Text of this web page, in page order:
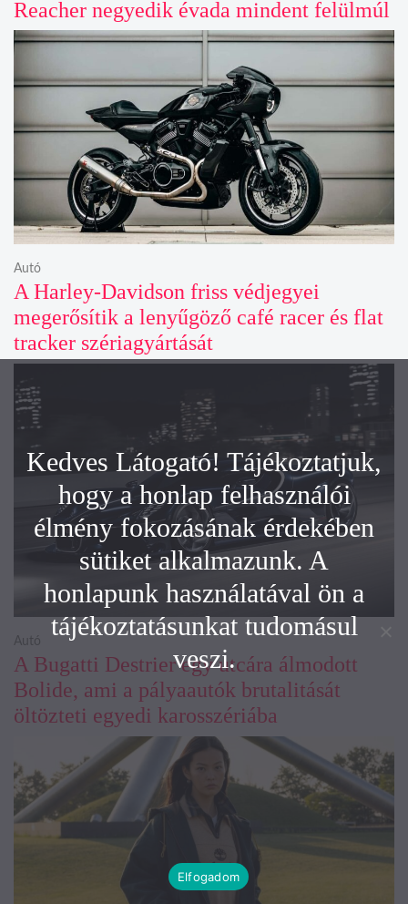
Reacher negyedik évada mindent felülmúl
A Harley-Davidson friss védjegyei
megerősítik a lenyűgöző café racer és flat
tracker szériagyártását
Autó
A Bugatti Destrier egy utcára álmodott
Bolide, ami a pályaautók brutalitását
öltözteti egyedi karosszériába
Autó
Kedves Látogató! Tájékoztatjuk,
hogy a honlap felhasználói
élmény fokozásának érdekében
sütiket alkalmazunk. A
honlapunk használatával ön a
tájékoztatásunkat tudomásul
veszi.
Elfogadom